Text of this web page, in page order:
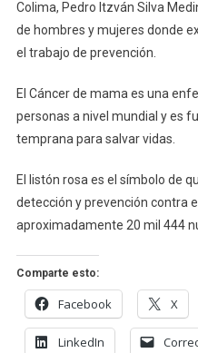
Colima, Pedro Itzván Silva
de hombres y mujeres donde
el trabajo de prevención.
El Cáncer de mama es una
personas a nivel mundial y es
temprana para salvar vidas.
El listón rosa es el símbolo de
detección y prevención contra
aproximadamente 20 mil 444
Comparte esto:
Facebook X
LinkedIn